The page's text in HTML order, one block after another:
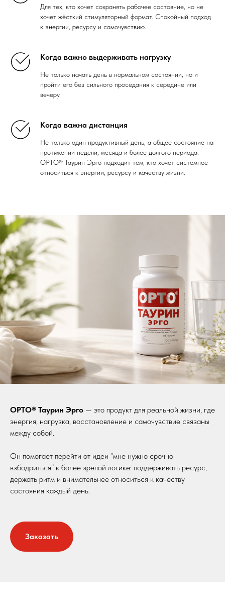
Для тех, кто хочет сохранять рабочее состояние, но не
хочет жёсткий стимуляторный формат. Спокойный подход
к энергии, ресурсу и самочувствию.
Когда важно выдерживать нагрузку
Не только начать день в нормальном состоянии, но и
пройти его без сильного проседания к середине или
вечеру.
Когда важна дистанция
Не только один продуктивный день, а общее состояние на
протяжении недели, месяца и более долгого периода.
ОРТО® Таурин Эрго подходит тем, кто хочет системнее
относиться к энергии, ресурсу и качеству жизни.
ОРТО® Таурин Эрго — это продукт для реальной жизни, где
энергия, нагрузка, восстановление и самочувствие связаны
между собой.
Он помогает перейти от идеи “мне нужно срочно
взбодриться” к более зрелой логике: поддерживать ресурс,
держать ритм и внимательнее относиться к качеству
состояния каждый день.
Заказать